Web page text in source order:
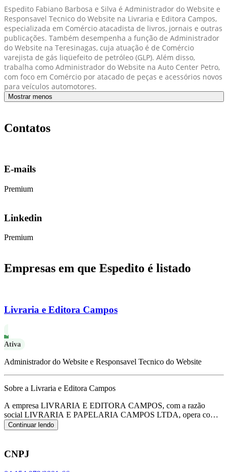
Espedito Fabiano Barbosa e Silva é Administrador do Website e
Responsavel Tecnico do Website na Livraria e Editora Campos,
especializada em Comércio atacadista de livros, jornais e outras
publicações. Também desempenha a função de Administrador
do Website na Teresinagas, cuja atuação é de Comércio
varejista de gás liqüefeito de petróleo (GLP). Além disso,
trabalha como Administrador do Website na Auto Center Petro,
com foco em Comércio por atacado de peças e acessórios novos
para veículos automotores.
Mostrar menos
Contatos
E-mails
Premium
Linkedin
Premium
Empresas em que Espedito é listado
Livraria e Editora Campos
Ativa
Administrador do Website e Responsavel Tecnico do Website
Sobre a Livraria e Editora Campos
A empresa LIVRARIA E EDITORA CAMPOS, com a razão
social LIVRARIA E PAPELARIA CAMPOS LTDA, opera com o
CNPJ 04.154.079/0001-66 e tem sua sede localizada em
Teresina/PI.Seu foco principal de atuação é de comércio atacadista
CNAE G-4647-8/02.
Continuar lendo
CNPJ